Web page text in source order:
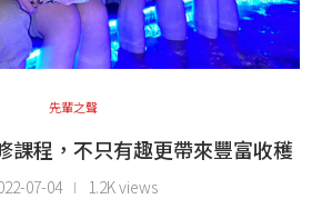
先輩之聲
課程，不只有趣更帶來豐富收穫
07-04 1.2K views